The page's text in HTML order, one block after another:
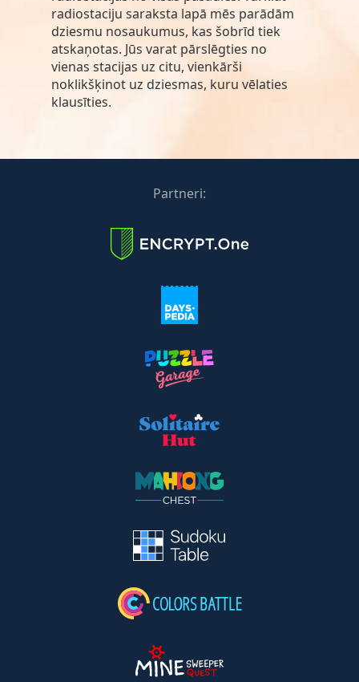
radiostaciju saraksta lapā mēs parādām
dziesmu nosaukumus, kas šobrīd tiek
atskaņotas. Jūs varat pārslēgties no
vienas stacijas uz citu, vienkārši
noklikšķinot uz dziesmas, kuru vēlaties
klausīties.
Partneri: